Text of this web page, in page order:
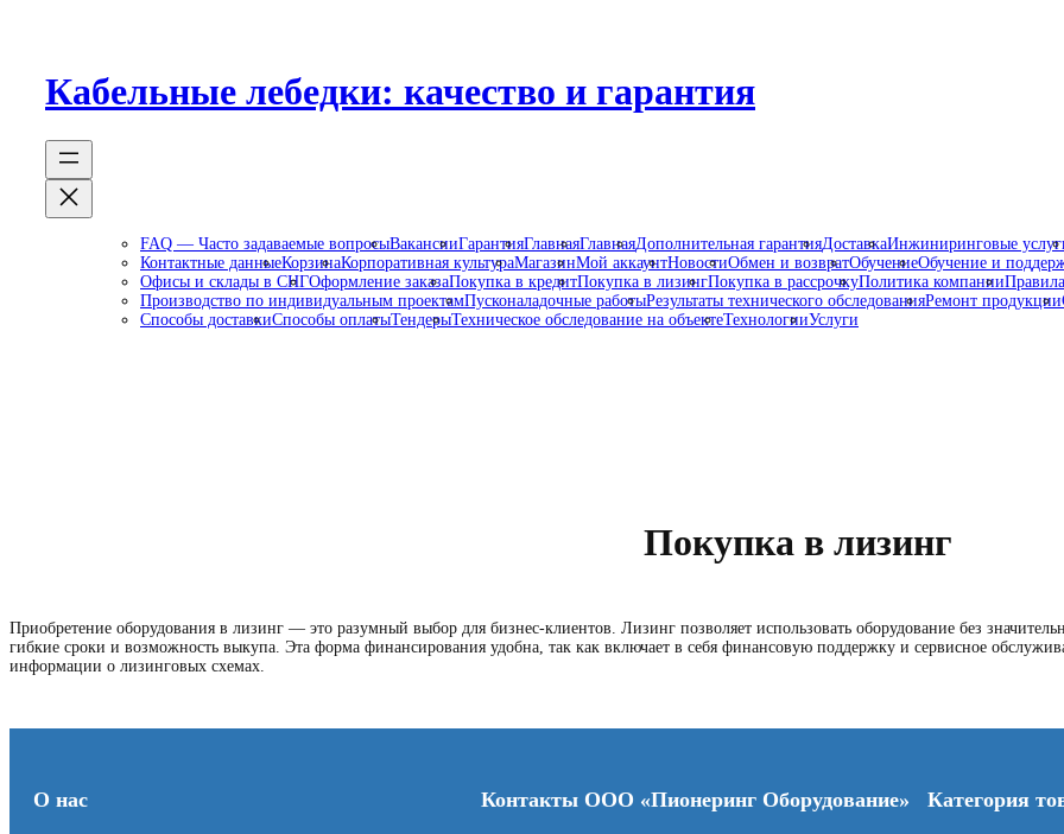
Кабельные лебедки: качество и гарантия
FAQ — Часто задаваемые вопросыВакансииГарантияГлавнаяГлавнаяДополнительная гарантияДоставкаИнжиниринговые
Контактные данныеКорзинаКорпоративная культураМагазинМой аккаунтНовостиОбмен и возвратОбучениеОбучение и
Офисы и склады в СНГОформление заказаПокупка в кредитПокупка в лизингПокупка в рассрочкуПолитика компании
Производство по индивидуальным проектамПусконаладочные работыРезультаты технического обследованияРемонт продукции
Способы доставкиСпособы оплатыТендерыТехническое обследование на объектеТехнологииУслуги
Покупка в лизинг
Приобретение оборудования в лизинг — это разумный выбор для бизнес-клиентов. Лизинг позволяет использовать оборудование без
гибкие сроки и возможность выкупа. Эта форма финансирования удобна, так как включает в себя финансовую поддержку и сервисное
информации о лизинговых схемах.
О нас Контакты ООО «Пионеринг Оборудование» Категория